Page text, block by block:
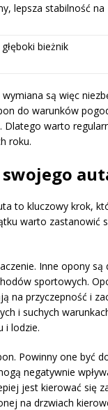
lepsza stabilność na
bieżnik
są więc
do warunków
. Dlatego warto
roku.
to kluczowy krok,
warto zastanowić
Inne opony
sportowych.
na przyczepność i
i suchych
i lodzie.
Powinny one być
negatywnie
jest kierować się
na drzwiach